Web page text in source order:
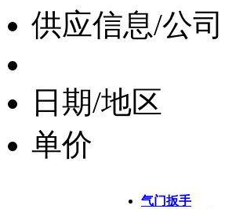
供应信息/公司
日期/地区
单价
气门扳手